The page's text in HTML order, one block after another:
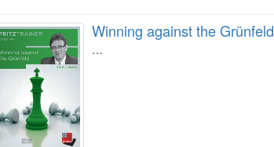
Winning against the Grünfeld
…